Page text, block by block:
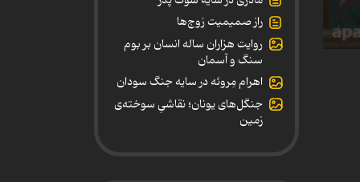
راز صمیمیت زوج‌ها
روایت هزاران ساله انسان بر بوم
سنگ و آسمان
اهرام مِروئه در سایه جنگ سودان
جنگل‌های یونان؛ نقاشیِ سوخته‌ی
زمین